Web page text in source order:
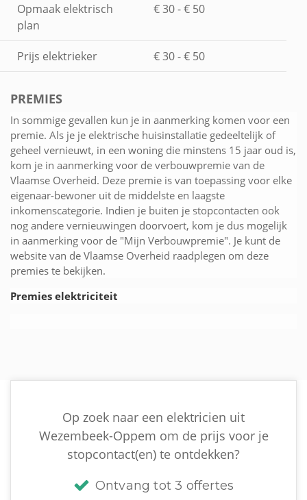
Opmaak elektrisch
plan
€ 30 - € 50
Prijs elektrieker € 30 - € 50
PREMIES
In sommige gevallen kun je in aanmerking komen voor een
premie. Als je je elektrische huisinstallatie gedeeltelijk of
geheel vernieuwt, in een woning die minstens 15 jaar oud is,
kom je in aanmerking voor de verbouwpremie van de
Vlaamse Overheid. Deze premie is van toepassing voor elke
eigenaar-bewoner uit de middelste en laagste
inkomenscategorie. Indien je buiten je stopcontacten ook
nog andere vernieuwingen doorvoert, kom je dus mogelijk
in aanmerking voor de "Mijn Verbouwpremie". Je kunt de
website van de Vlaamse Overheid raadplegen om deze
premies te bekijken.
Premies elektriciteit
Op zoek naar een elektricien uit
Wezembeek-Oppem om de prijs voor je
stopcontact(en) te ontdekken?
Ontvang tot 3 offertes